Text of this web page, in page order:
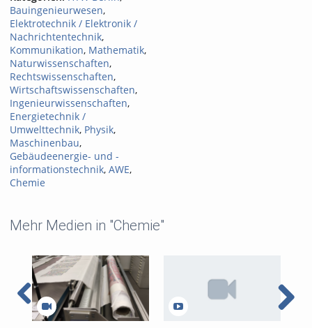
Bauingenieurwesen,
Elektrotechnik / Elektronik /
Nachrichtentechnik,
Kommunikation, Mathematik,
Naturwissenschaften,
Rechtswissenschaften,
Wirtschaftswissenschaften,
Ingenieurwissenschaften,
Energietechnik /
Umwelttechnik, Physik,
Maschinenbau,
Gebäudeenergie- und -
informationstechnik, AWE,
Chemie
Mehr Medien in "Chemie"